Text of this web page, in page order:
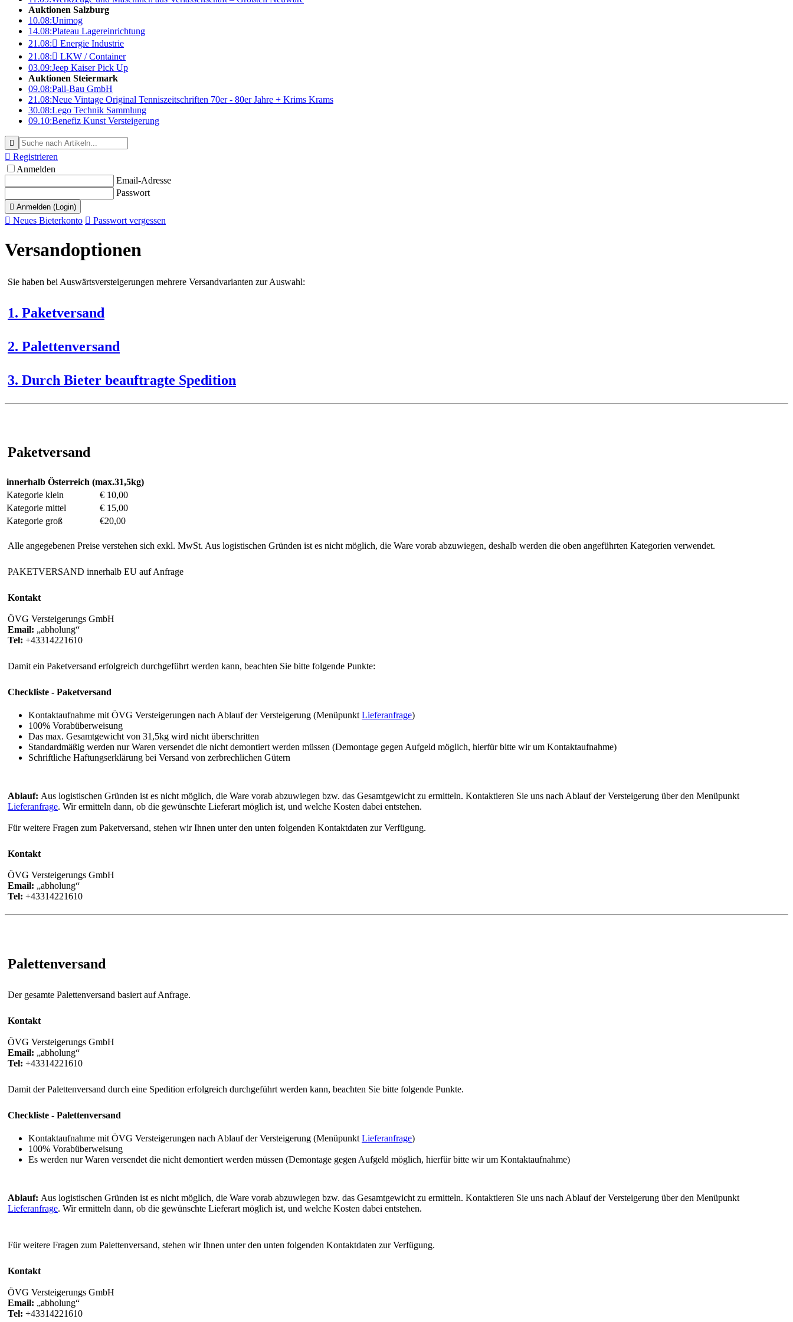
Auktionen Salzburg
10.08:Unimog
14.08:Plateau Lagereinrichtung
21.08: Energie Industrie
21.08: LKW / Container
03.09:Jeep Kaiser Pick Up
Auktionen Steiermark
09.08:Pall-Bau GmbH
21.08:Neue Vintage Original Tenniszeitschriften 70er - 80er Jahre + Krims Krams
30.08:Lego Technik Sammlung
09.10:Benefiz Kunst Versteigerung

 Registrieren
Anmelden
Email-Adresse
Passwort
 Anmelden (Login)
 Neues Bieterkonto  Passwort vergessen
Versandoptionen
Sie haben bei Auswärtsversteigerungen mehrere Versandvarianten zur Auswahl:
1. Paketversand
2. Palettenversand
3. Durch Bieter beauftragte Spedition
Paketversand
innerhalb Österreich (max.31,5kg)
Kategorie klein
€ 10,00
Kategorie mittel
€ 15,00
Kategorie groß
€20,00
Alle angegebenen Preise verstehen sich exkl. MwSt. Aus logistischen Gründen ist es nicht möglich, die Ware vorab abzuwiegen, deshalb werden die oben angeführten Kategorien verwendet.
PAKETVERSAND innerhalb EU auf Anfrage
Kontakt
ÖVG Versteigerungs GmbH
Email:
abholung
Tel: +43314221610
Damit ein Paketversand erfolgreich durchgeführt werden kann, beachten Sie bitte folgende Punkte:
Checkliste - Paketversand
Kontaktaufnahme mit ÖVG Versteigerungen nach Ablauf der Versteigerung (Menüpunkt Lieferanfrage)
100% Vorabüberweisung
Das max. Gesamtgewicht von 31,5kg wird nicht überschritten
Standardmäßig werden nur Waren versendet die nicht demontiert werden müssen (Demontage gegen Aufgeld möglich, hierfür bitte wir um Kontaktaufnahme)
Schriftliche Haftungserklärung bei Versand von zerbrechlichen Gütern
Ablauf: Aus logistischen Gründen ist es nicht möglich, die Ware vorab abzuwiegen bzw. das Gesamtgewicht zu ermitteln. Kontaktieren Sie uns nach Ablauf der Versteigerung über den Menüpunkt
Lieferanfrage. Wir ermitteln dann, ob die gewünschte Lieferart möglich ist, und welche Kosten dabei entstehen.
Für weitere Fragen zum Paketversand, stehen wir Ihnen unter den unten folgenden Kontaktdaten zur Verfügung.
Kontakt
ÖVG Versteigerungs GmbH
Email:
abholung
Tel: +43314221610
Palettenversand
Der gesamte Palettenversand basiert auf Anfrage.
Kontakt
ÖVG Versteigerungs GmbH
Email:
abholung
Tel: +43314221610
Damit der Palettenversand durch eine Spedition erfolgreich durchgeführt werden kann, beachten Sie bitte folgende Punkte.
Checkliste - Palettenversand
Kontaktaufnahme mit ÖVG Versteigerungen nach Ablauf der Versteigerung (Menüpunkt Lieferanfrage)
100% Vorabüberweisung
Es werden nur Waren versendet die nicht demontiert werden müssen (Demontage gegen Aufgeld möglich, hierfür bitte wir um Kontaktaufnahme)
Ablauf: Aus logistischen Gründen ist es nicht möglich, die Ware vorab abzuwiegen bzw. das Gesamtgewicht zu ermitteln. Kontaktieren Sie uns nach Ablauf der Versteigerung über den Menüpunkt
Lieferanfrage. Wir ermitteln dann, ob die gewünschte Lieferart möglich ist, und welche Kosten dabei entstehen.
Für weitere Fragen zum Palettenversand, stehen wir Ihnen unter den unten folgenden Kontaktdaten zur Verfügung.
Kontakt
ÖVG Versteigerungs GmbH
Email:
abholung
Tel: +43314221610